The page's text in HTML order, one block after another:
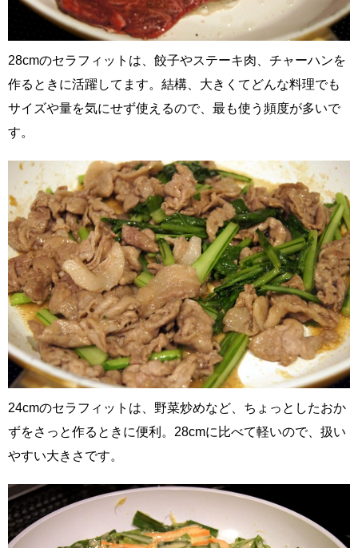
28cmのセラフィットは、餃子やステーキ肉、チャーハンを
作るときに活躍してます。結構、大きくてどんな料理でも
サイズや量を気にせず使えるので、最も使う頻度が多いで
す。
24cmのセラフィットは、野菜炒めなど、ちょっとしたおか
ずをさっと作るときに便利。28cmに比べて軽いので、扱い
やすい大きさです。